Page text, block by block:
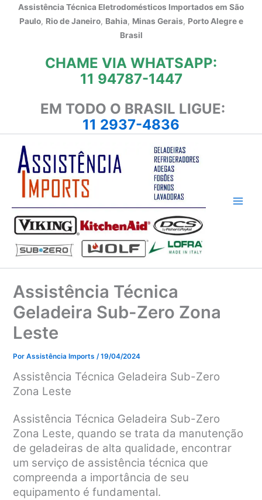
Assistência Técnica Eletrodomésticos Importados em São
Paulo, Rio de Janeiro, Bahia, Minas Gerais, Porto Alegre e
Brasil
CHAME VIA WHATSAPP:
11 94787-1447
EM TODO O BRASIL LIGUE:
11 2937-4836
Assistência Técnica
Geladeira Sub-Zero Zona
Leste
PorAssistência Imports/19/04/2024
Assistência Técnica Geladeira Sub-Zero
Zona Leste
Assistência Técnica Geladeira Sub-Zero
Zona Leste, quando se trata da manutenção
de geladeiras de alta qualidade, encontrar
um serviço de assistência técnica que
compreenda a importância de seu
equipamento é fundamental.